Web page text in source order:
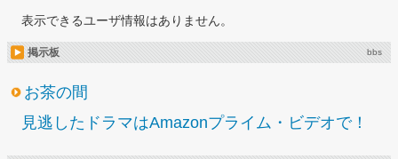
表示できるユーザ情報はありません。
掲示板 bbs
お茶の間
見逃したドラマはAmazonプライム・ビデオで！